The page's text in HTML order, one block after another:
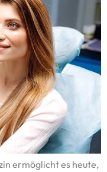
ermöglicht es heute,